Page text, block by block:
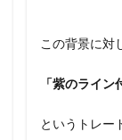
この背景に対
「紫のライン
というトレー